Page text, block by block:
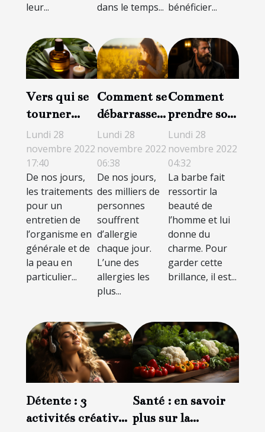
leur...
dans le temps... bénéficier...
Vers qui se
tourner
pour des
traitements
corporels et
soins de
santé ?
Lundi 28
novembre 2022
17:40
De nos jours,
les traitements
pour un
entretien de
l’organisme en
générale et de
la peau en
particulier...
Comment se
débarrasser
des allergies
au pollen ?
Lundi 28
novembre 2022
06:38
De nos jours,
des milliers de
personnes
souffrent
d’allergie
chaque jour.
L’une des
allergies les
plus...
Comment
prendre soin
de sa barbe ?
Lundi 28
novembre 2022
04:32
La barbe fait
ressortir la
beauté de
l’homme et lui
donne du
charme. Pour
garder cette
brillance, il est...
Détente : 3
activités créatives
Santé : en savoir
plus sur la